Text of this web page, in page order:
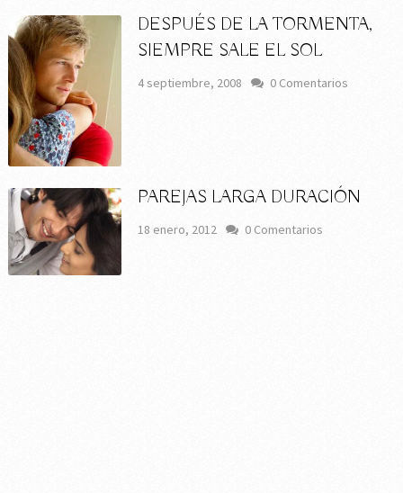
DESPUÉS DE LA TORMENTA,
SIEMPRE SALE EL SOL
4 septiembre, 2008 0 Comentarios
PAREJAS LARGA DURACIÓN
18 enero, 2012 0 Comentarios